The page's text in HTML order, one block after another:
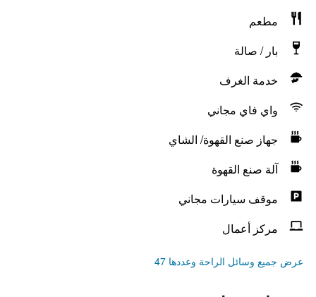
مطعم
بار / صالة
خدمة الغرف
واي فاي مجاني
جهاز صنع القهوة/ الشاي
آلة صنع القهوة
موقف سيارات مجاني
مركز أعمال
عرض جميع وسائل الراحة وعددها 47